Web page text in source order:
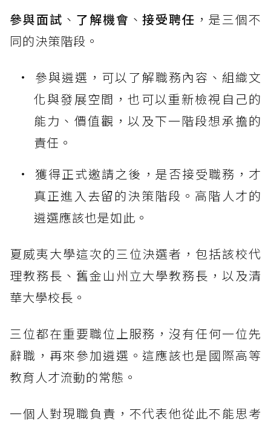
參與面試 、 了解機會 、接受聘任 ，是三個不
同的決策階段。
參與遴選，可以了解職務內容、組織文
化與發展空間，也可以重新檢視自己的
能力、價值觀，以及下一階段想承擔的
責任。
獲得正式邀請之後，是否接受職務，才
真正進入去留的決策階段。高階人才的
遴選應該也是如此。
夏威夷大學這次的三位決選者，包括該校代
理教務長、舊金山州立大學教務長，以及清
華大學校長。
三位都在重要職位上服務，沒有任何一位先
辭職，再來參加遴選。這應該也是國際高等
教育人才流動的常態。
一個人對現職負責，不代表他從此不能思考